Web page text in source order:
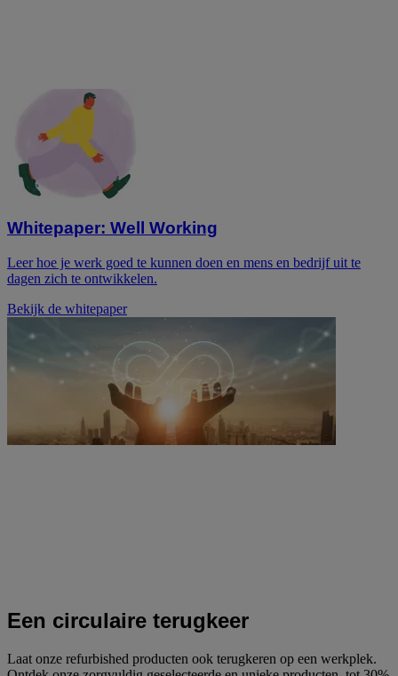
Whitepaper: Well Working
Leer hoe je werk goed te kunnen doen en mens en bedrijf uit te
dagen zich te ontwikkelen.
Bekijk de whitepaper
Een circulaire terugkeer
Laat onze refurbished producten ook terugkeren op een werkplek.